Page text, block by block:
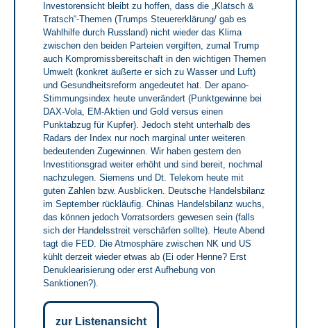
Investorensicht bleibt zu hoffen, dass die „Klatsch &
Tratsch“-Themen (Trumps Steuererklärung/ gab es
Wahlhilfe durch Russland) nicht wieder das Klima
zwischen den beiden Parteien vergiften, zumal Trump
auch Kompromissbereitschaft in den wichtigen Themen
Umwelt (konkret äußerte er sich zu Wasser und Luft)
und Gesundheitsreform angedeutet hat. Der apano-
Stimmungsindex heute unverändert (Punktgewinne bei
DAX-Vola, EM-Aktien und Gold versus einen
Punktabzug für Kupfer). Jedoch steht unterhalb des
Radars der Index nur noch marginal unter weiteren
bedeutenden Zugewinnen. Wir haben gestern den
Investitionsgrad weiter erhöht und sind bereit, nochmal
nachzulegen. Siemens und Dt. Telekom heute mit
guten Zahlen bzw. Ausblicken. Deutsche Handelsbilanz
im September rückläufig. Chinas Handelsbilanz wuchs,
das können jedoch Vorratsorders gewesen sein (falls
sich der Handelsstreit verschärfen sollte). Heute Abend
tagt die FED. Die Atmosphäre zwischen NK und US
kühlt derzeit wieder etwas ab (Ei oder Henne? Erst
Denuklearisierung oder erst Aufhebung von
Sanktionen?).
zur Listenansicht